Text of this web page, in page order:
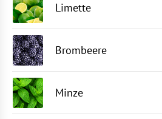
Limette
Brombeere
Minze